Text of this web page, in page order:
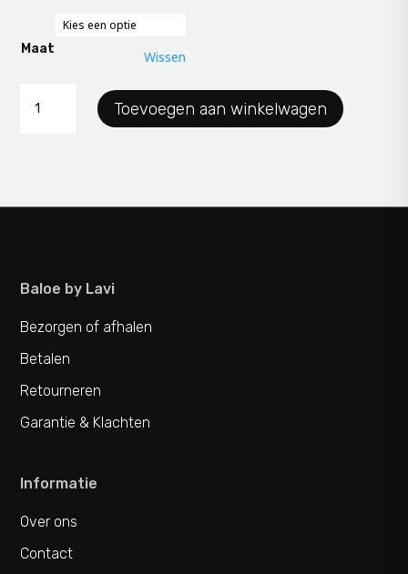
Maat Wissen
Luna
Toevoegen aan winkelwagen
Baloe by Lavi
Bezorgen of afhalen
Betalen
Retourneren
Garantie & Klachten
Informatie
Over ons
Contact